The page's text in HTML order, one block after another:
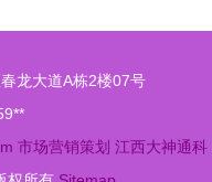
龙大道A栋2楼07号
市场营销策划 江西大神通科